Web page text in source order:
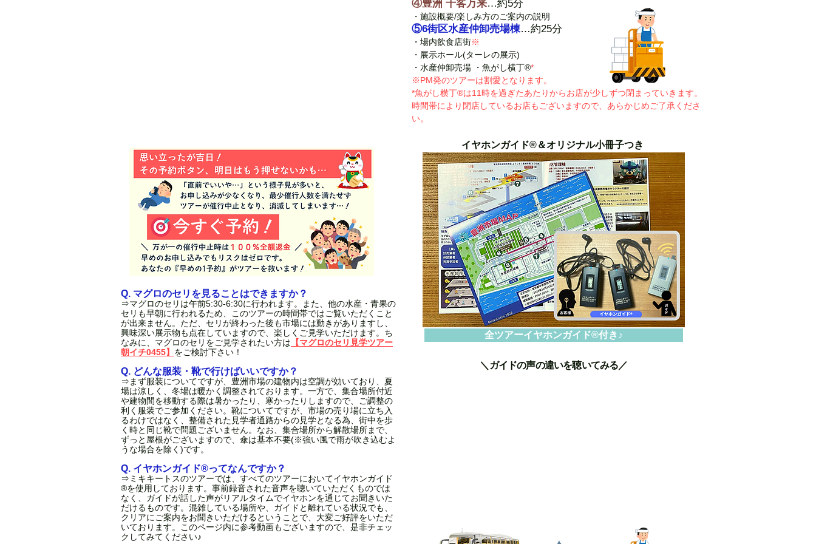
④豊洲 千客万来…約5分
・施設概要/楽しみ方のご案内の説明
⑤6街区水産仲卸売場棟…約25分
・場内飲食店街※
・展示ホール(ターレの展示)
・水産仲卸売場 ・魚がし横丁®*
※PM発のツアーは割愛となります。
*魚がし横丁®は11時を過ぎたあたりからお店が少しずつ閉まっていきます。
時間帯により閉店しているお店もございますので、あらかじめご了承くださ
い。
イヤホンガイド®＆オリジナル小冊子つき
Q. マグロのセリを見ることはできますか？
⇒マグロのセリは午前5:30-6:30に行われます。また、他の水産・青果の
セリも早朝に行われるため、このツアーの時間帯ではご覧いただくこと
が出来ません。ただ、セリが終わった後も市場には動きがありますし、
興味深い展示物も点在していますので、楽しくご見学いただけます。ち
なみに、マグロのセリをご見学されたい方は 【マグロのセリ見学ツアー
朝イチ0455】 をご検討下さい！
Q. どんな服装・靴で行けばいいですか？
⇒まず服装についてですが、豊洲市場の建物内は空調が効いており、夏
場は涼しく、冬場は暖かく調整されております。一方で、集合場所付近
や建物間を移動する際は暑かったり、寒かったりしますので、ご調整の
利く服装でご参加ください。靴についてですが、市場の売り場に立ち入
るわけではなく、整備された見学者通路からの見学となる為、街中を歩
く時と同じ靴で問題ございません。なお、集合場所から解散場所まで、
ずっと屋根がございますので、傘は基本不要(※強い風で雨が吹き込むよ
うな場合を除く)です。
Q. イヤホンガイド®ってなんですか？
⇒ミキキートスのツアーでは、すべてのツアーにおいてイヤホンガイド
®を使用しております。事前録音された音声を聴いていただくものでは
なく、ガイドが話した声がリアルタイムでイヤホンを通じてお聞きいた
だけるものです。混雑している場所や、ガイドと離れている状況でも、
クリアにご案内をお聞きいただけるということで、大変ご好評をいただ
いております。このページ内に参考動画もございますので、是非チェッ
クしてみてください♪
全ツアーイヤホンガイド®付き♪
＼ガイドの声の違いを聴いてみる／